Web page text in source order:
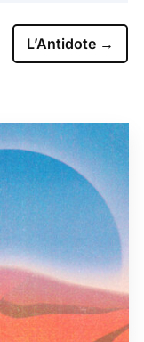
L’Antidote →